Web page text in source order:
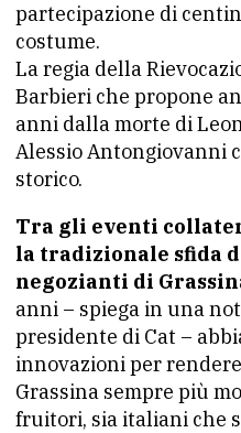
partecipazione di
costume.
La regia della
Barbieri che propone
anni dalla morte di
Alessio Antongiovanni
storico.
Tra gli eventi
la tradizionale sfida
negozianti di
anni – spiega in una
presidente di Cat –
innovazioni per
Grassina sempre più
fruitori, sia italiani che